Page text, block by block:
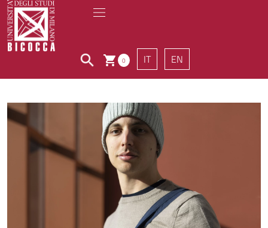
0 IT EN